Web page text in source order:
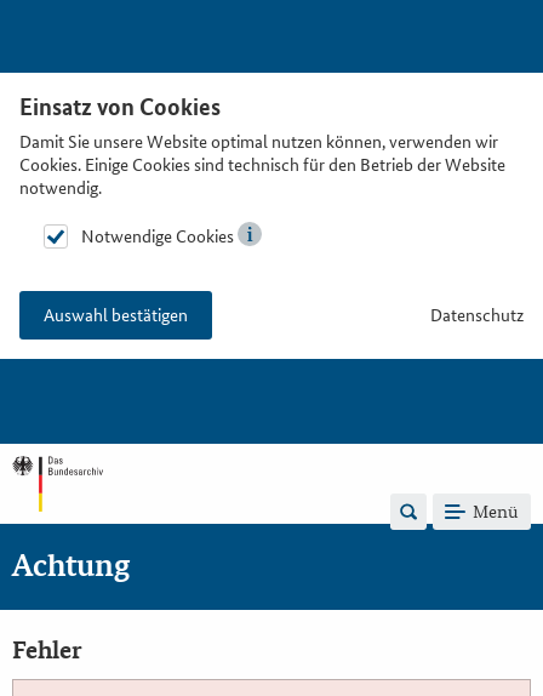
Einsatz von Cookies
Damit Sie unsere Website optimal nutzen können, verwenden wir
Cookies. Einige Cookies sind technisch für den Betrieb der Website
notwendig.
Notwendige Cookies
Auswahl bestätigen Datenschutz
Menü
Achtung
Fehler